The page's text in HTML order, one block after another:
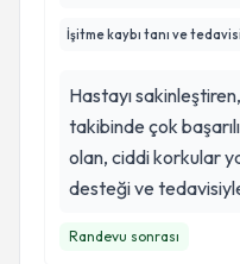
İşitme kaybı tanı ve tedavisi
Hastayı
takibinde çok
olan, ciddi korkular
desteği ve
Randevu sonrası